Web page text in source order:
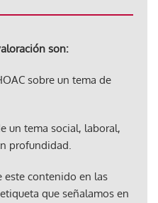
son:
sobre un tema de
un tema social, laboral,
profundidad.
este contenido en las
que señalamos en